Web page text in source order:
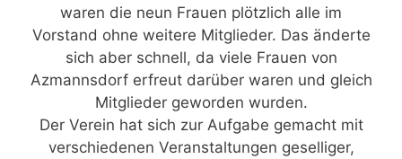
waren die neun Frauen plötzlich alle im
Vorstand ohne weitere Mitglieder. Das änderte
sich aber schnell, da viele Frauen von
Azmannsdorf erfreut darüber waren und gleich
Mitglieder geworden wurden.
Der Verein hat sich zur Aufgabe gemacht mit
verschiedenen Veranstaltungen geselliger,